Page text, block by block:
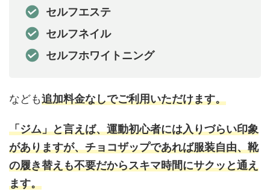
セルフエステ
セルフネイル
セルフホワイトニング
なども追加料金なしでご利用いただけます。
「ジム」と言えば、運動初心者には入りづらい印象
がありますが、チョコザップであれば服装自由、靴
の履き替えも不要だからスキマ時間にサクッと通え
ます。